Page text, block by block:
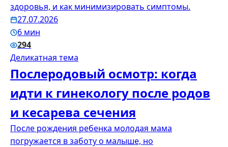
здоровья, и как минимизировать симптомы.
27.07.2026
6 мин
294
Деликатная тема
Послеродовый осмотр: когда
идти к гинекологу после родов
и кесарева сечения
После рождения ребенка молодая мама
погружается в заботу о малыше, но